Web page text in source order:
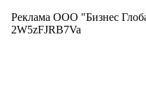
Реклама ООО "Бизнес
2W5zFJRB7Va